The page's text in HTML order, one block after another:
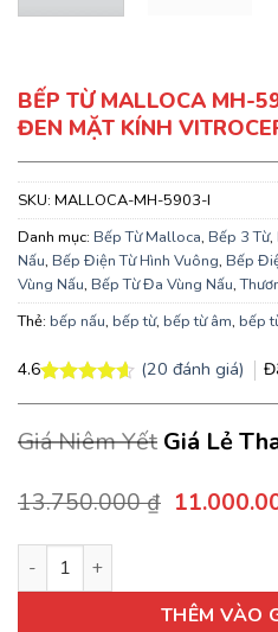
BẾP TỪ MALLOCA MH-
ĐEN MẶT KÍNH
SKU: MALLOCA-MH-5903-I
Danh mục: Bếp Từ Malloca, Bếp 3 Từ,
Nấu, Bếp Điện Từ Hình Vuông, Bếp
Vùng Nấu, Bếp Từ Đa Vùng Nấu,
Thẻ: bếp nấu, bếp từ, bếp từ âm, bếp
4.6
đánh giá
(20 đánh giá)
Giá Niêm Yết Giá Lẻ
13.750.000₫ Giá
Bếp từ Malloca MH-5903 I âm
THÊM VÀO